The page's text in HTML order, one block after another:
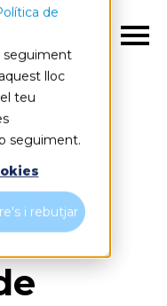
de
seguiment
lloc
teu
seguiment.
i rebutjar